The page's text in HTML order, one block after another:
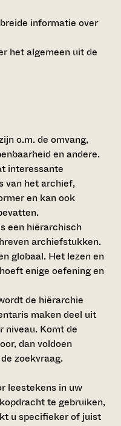
informatie over
het algemeen uit de
o.m. de omvang,
en andere.
interessante
van het archief,
en kan ook
een hiërarchisch
archiefstukken.
globaal. Het lezen en
enige oefening en
de hiërarchie
maken deel uit
niveau. Komt de
dan voldoen
zoekvraag.
leestekens in uw
te gebruiken,
u specifieker of juist